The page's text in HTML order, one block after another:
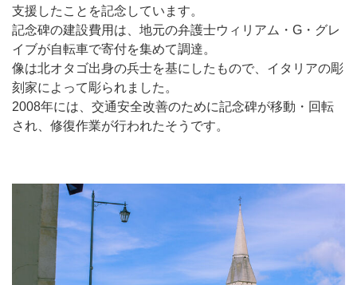
支援したことを記念しています。
記念碑の建設費用は、地元の弁護士ウィリアム・G・グレ
イブが自転車で寄付を集めて調達。
像は北オタゴ出身の兵士を基にしたもので、イタリアの彫
刻家によって彫られました。
2008年には、交通安全改善のために記念碑が移動・回転
され、修復作業が行われたそうです。